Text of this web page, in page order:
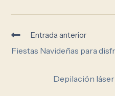
Entrada anterior
Fiestas Navideñas para
Depilación